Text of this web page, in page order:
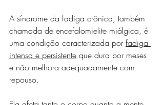
A síndrome da fadiga crônica, também
chamada de encefalomielite miálgica, é
uma condição caracterizada por fadiga
intensa e persistente que dura por meses
e não melhora adequadamente com
repouso.